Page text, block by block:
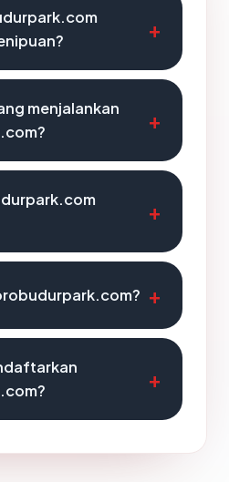
menjalankan